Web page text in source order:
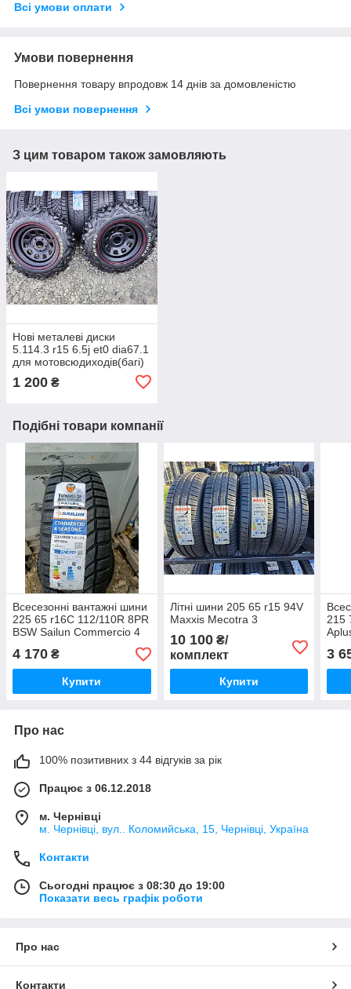
Всі умови оплати
Умови повернення
Повернення товару впродовж 14 днів за домовленістю
Всі умови повернення
З цим товаром також замовляють
Нові металеві диски
5.114.3 r15 6.5j et0 dia67.1
для мотовсюдиходів(багі)
1 200 ₴
Подібні товари компанії
Всесезонні вантажні шини
225 65 r16C 112/110R 8PR
BSW Sailun Commercio 4
4 170 ₴
Купити
Літні шини 205 65 r15 94V
Maxxis Mecotra 3
10 100₴/
комплект
Купити
215
3
Про нас
100% позитивних з 44 відгуків за рік
Працює з 06.12.2018
м. Чернівці
м. Чернівці, вул.. Коломийська, 15, Чернівці, Україна
Контакти
Сьогодні працює з 08:30 до 19:00
Показати весь графік роботи
Про нас
Контакти